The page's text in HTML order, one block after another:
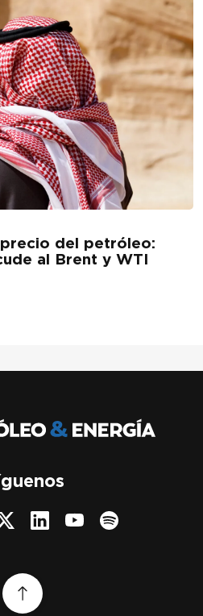
del petróleo:
al Brent y WTI